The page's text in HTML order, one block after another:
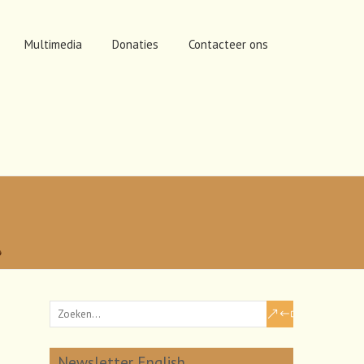
Multimedia Donaties Contacteer ons